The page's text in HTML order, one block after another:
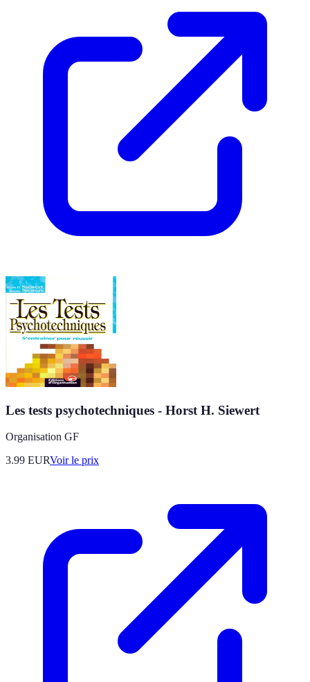
Les tests psychotechniques - Horst H. Siewert
Organisation GF
3.99 EURVoir le prix